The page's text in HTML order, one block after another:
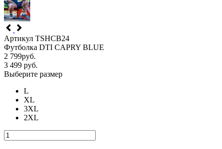
Артикул TSHCB24
Футболка DTI CAPRY BLUE
2 799руб.
3 499 руб.
Выберите размер
L
XL
3XL
2XL